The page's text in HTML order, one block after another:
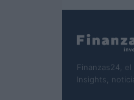
Finanzas24,
Insights,